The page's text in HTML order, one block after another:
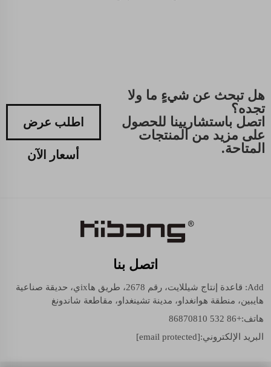
هل تبحث عن شيءٍ ما ولا
تجده؟
اتصل باستشاريينا للحصول
على مزيد من المنتجات
المتاحة.
اطلب عرض
أسعار الآن
اتصل بنا
Add: قاعدة إنتاج شيللايت، رقم 2678، طريق هاixي، حديقة صناعية
هايبين، منطقة هوانغداو، مدينة تشينغداو، مقاطعة شاندونغ
هاتف:+86 532 86870810
البريد الإلكتروني:[email protected]